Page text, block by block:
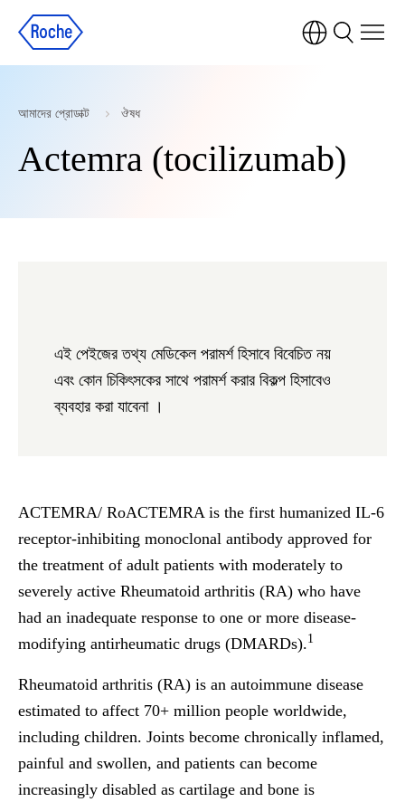
আমাদের প্রোডাক্ট ঔষধ
Actemra (tocilizumab)
এই পেইজের তথ্য মেডিকেল পরামর্শ হিসাবে বিবেচিত নয়
এবং কোন চিকিৎসকের সাথে পরামর্শ করার বিকল্প হিসাবেও
ব্যবহার করা যাবেনা ।
ACTEMRA/ RoACTEMRA is the first humanized IL-6
receptor-inhibiting monoclonal antibody approved for
the treatment of adult patients with moderately to
severely active Rheumatoid arthritis (RA) who have
had an inadequate response to one or more disease-
modifying antirheumatic drugs (DMARDs).1
Rheumatoid arthritis (RA) is an autoimmune disease
estimated to affect 70+ million people worldwide,
including children. Joints become chronically inflamed,
painful and swollen, and patients can become
increasingly disabled as cartilage and bone is